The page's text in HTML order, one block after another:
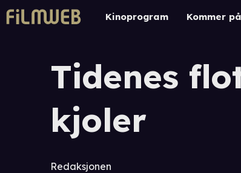
Kinoprogram Kommer
Tidenes
kjoler
Redaksjonen